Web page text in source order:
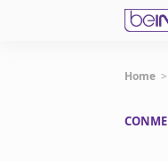
Home >